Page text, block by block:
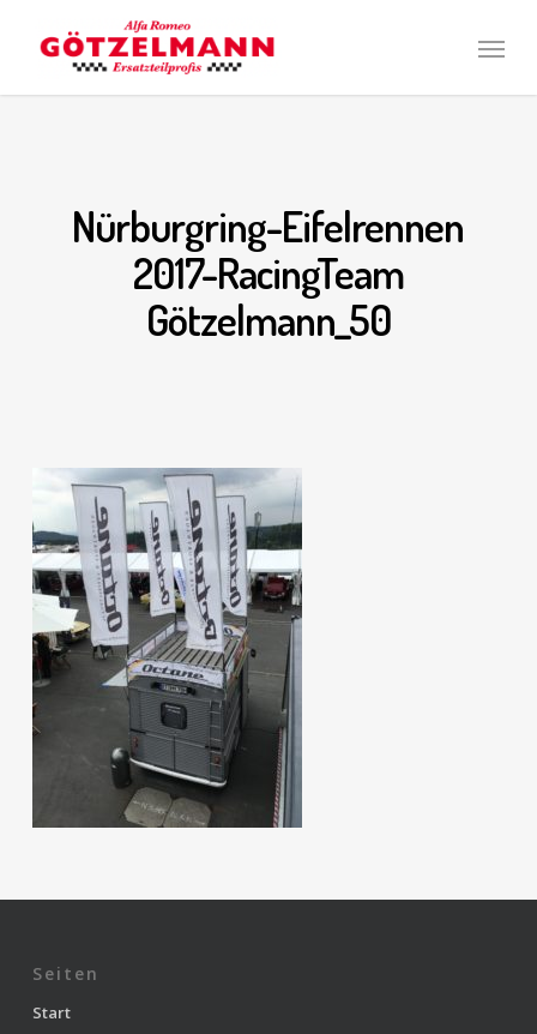
Menu
Nürburgring-Eifelrennen
2017-RacingTeam
Götzelmann_50
Seiten
Start